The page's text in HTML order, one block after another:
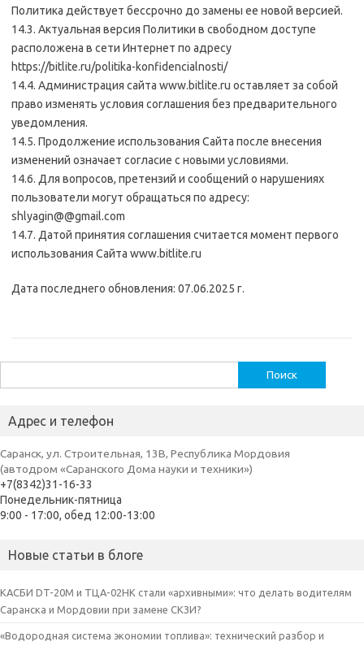
Политика действует бессрочно до замены ее новой версией.
14.3. Актуальная версия Политики в свободном доступе
расположена в сети Интернет по адресу
https://bitlite.ru/politika-konfidencialnosti/
14.4. Администрация сайта www.bitlite.ru оставляет за собой
право изменять условия соглашения без предварительного
уведомления.
14.5. Продолжение использования Сайта после внесения
изменений означает согласие с новыми условиями.
14.6. Для вопросов, претензий и сообщений о нарушениях
пользователи могут обращаться по адресу:
shlyagin@@gmail.com
14.7. Датой принятия соглашения считается момент первого
использования Сайта www.bitlite.ru
Дата последнего обновления: 07.06.2025 г.
Адрес и телефон
Саранск, ул. Строительная, 13В, Республика Мордовия
(автодром «Саранского Дома науки и техники»)
+7(8342)31-16-33
Понедельник-пятница
9:00 - 17:00, обед 12:00-13:00
Новые статьи в блоге
КАСБИ DT-20M и ТЦА-02НК стали «архивными»: что делать водителям
Саранска и Мордовии при замене СКЗИ?
«Водородная система экономии топлива»: технический разбор и